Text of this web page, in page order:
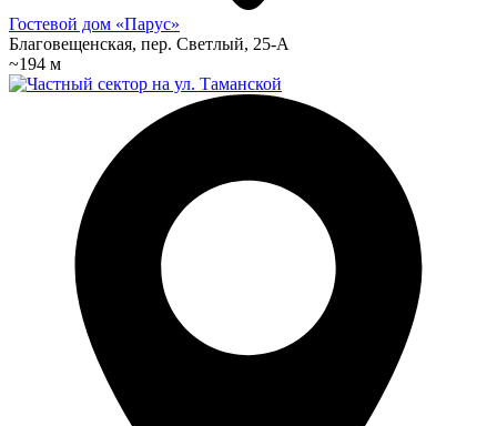
Гостевой дом «Парус»
Благовещенская, пер. Светлый, 25-А
~194 м